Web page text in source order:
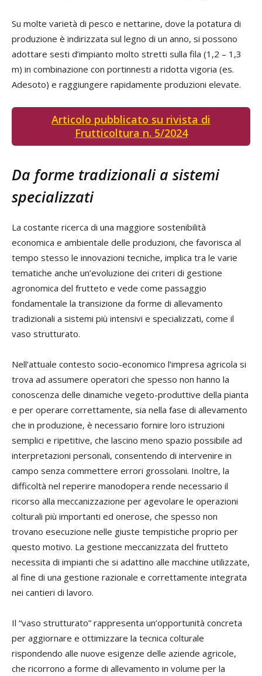
Su molte varietà di pesco e nettarine, dove la potatura di
produzione è indirizzata sul legno di un anno, si possono
adottare sesti d’impianto molto stretti sulla fila (1,2 – 1,3
m) in combinazione con portinnesti a ridotta vigoria (es.
Adesoto) e raggiungere rapidamente produzioni elevate.
Articolo pubblicato su rivista di
Frutticoltura n. 5/2024
Da forme tradizionali a sistemi
specializzati
La costante ricerca di una maggiore sostenibilità
economica e ambientale delle produzioni, che favorisca al
tempo stesso le innovazioni tecniche, implica tra le varie
tematiche anche un’evoluzione dei criteri di gestione
agronomica del frutteto e vede come passaggio
fondamentale la transizione da forme di allevamento
tradizionali a sistemi più intensivi e specializzati, come il
vaso strutturato.
Nell’attuale contesto socio-economico l’impresa agricola si
trova ad assumere operatori che spesso non hanno la
conoscenza delle dinamiche vegeto-produttive della pianta
e per operare correttamente, sia nella fase di allevamento
che in produzione, è necessario fornire loro istruzioni
semplici e ripetitive, che lascino meno spazio possibile ad
interpretazioni personali, consentendo di intervenire in
campo senza commettere errori grossolani. Inoltre, la
difficoltà nel reperire manodopera rende necessario il
ricorso alla meccanizzazione per agevolare le operazioni
colturali più importanti ed onerose, che spesso non
trovano esecuzione nelle giuste tempistiche proprio per
questo motivo. La gestione meccanizzata del frutteto
necessita di impianti che si adattino alle macchine utilizzate,
al fine di una gestione razionale e correttamente integrata
nei cantieri di lavoro.
Il “vaso strutturato” rappresenta un’opportunità concreta
per aggiornare e ottimizzare la tecnica colturale
rispondendo alle nuove esigenze delle aziende agricole,
che ricorrono a forme di allevamento in volume per la